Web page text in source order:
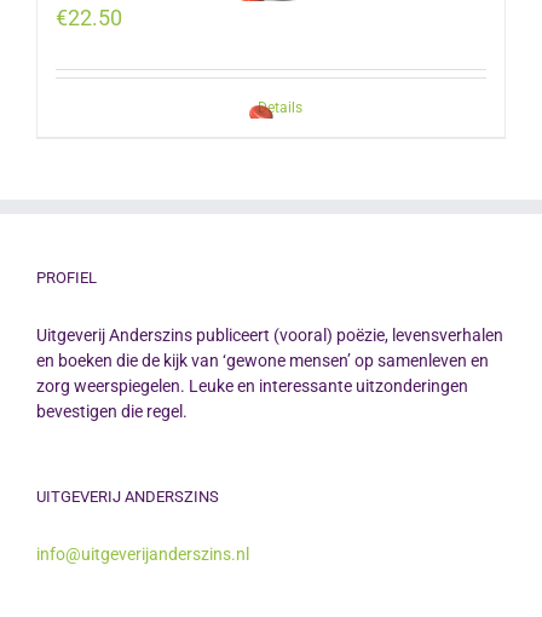
€22.50
Details
PROFIEL
Uitgeverij Anderszins publiceert (vooral) poëzie, levensverhalen
en boeken die de kijk van ‘gewone mensen’ op samenleven en
zorg weerspiegelen. Leuke en interessante uitzonderingen
bevestigen die regel.
UITGEVERIJ ANDERSZINS
info@uitgeverijanderszins.nl